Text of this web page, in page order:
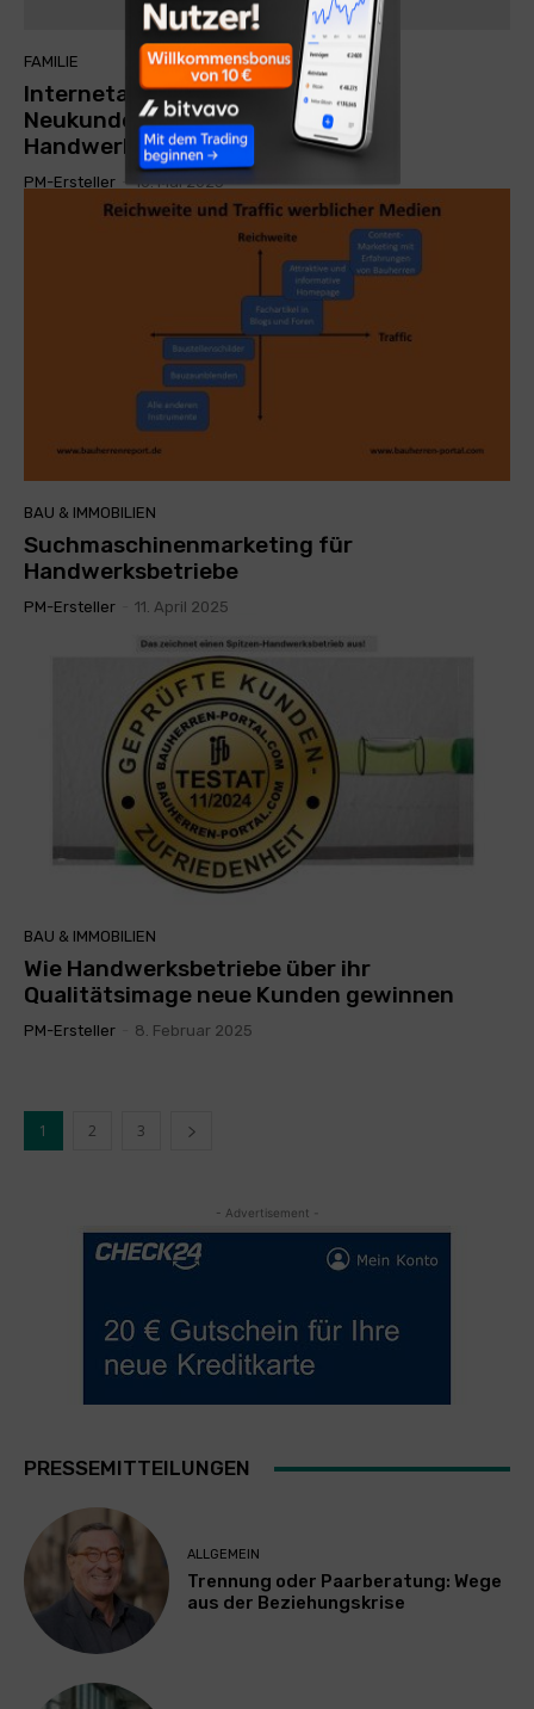
FAMILIE
Internetauftritt dominiert
Neukundengewinnung für
Handwerksbetriebe
PM-Ersteller - 16. Mai 2025
BAU & IMMOBILIEN
Suchmaschinenmarketing für
Handwerksbetriebe
PM-Ersteller 11. April 2025
BAU & IMMOBILIEN
Wie Handwerksbetriebe über ihr
Qualitätsimage neue Kunden gewinnen
PM-Ersteller 8. Februar 2025
1 2 3
- Advertisement -
PRESSEMITTEILUNGEN
ALLGEMEIN
Trennung oder Paarberatung: Wege
aus der Beziehungskrise